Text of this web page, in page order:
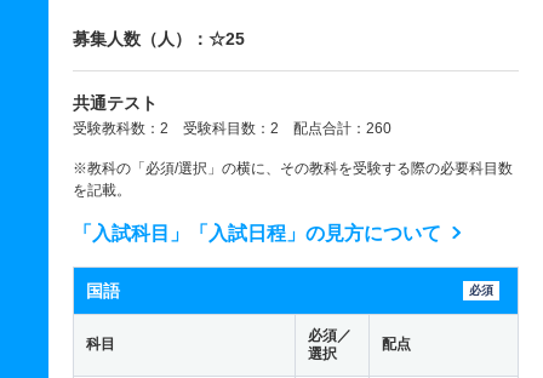
募集人数（人）：☆25
共通テスト
受験教科数：2 受験科目数：2 配点合計：260
※教科の「必須/選択」の横に、その教科を受験する際の必要科目数
を記載。
「入試科目」「入試日程」の見方について
国語 必須
科目
必須／
選択
配点